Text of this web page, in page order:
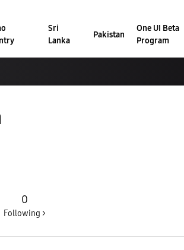
Sri
Lanka
Pakistan
One UI Beta
Program
0
Following >